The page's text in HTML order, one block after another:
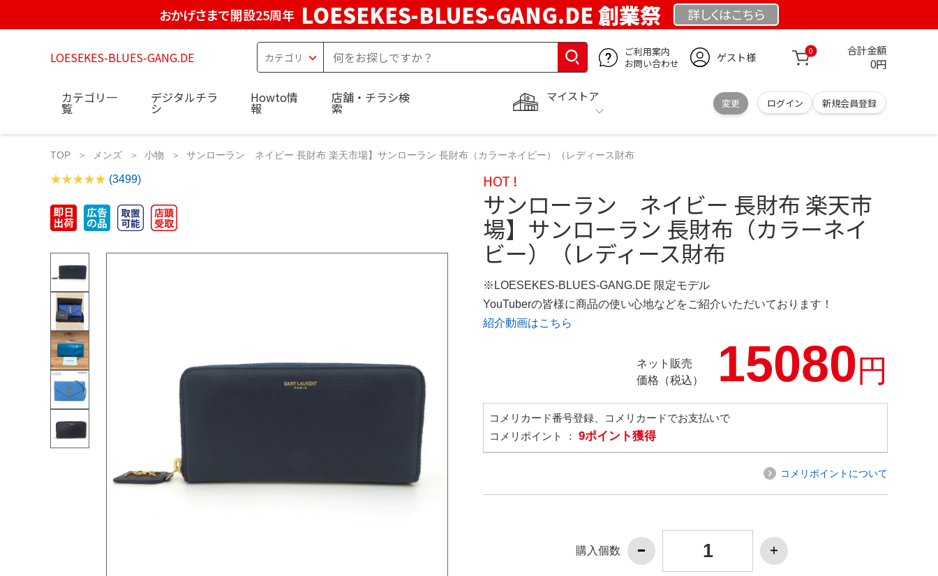
おかげさまで開設25周年 LOESEKES-BLUES-GANG.DE 創業祭 詳しくはこちら
LOESEKES-BLUES-GANG.DE
ご利用案内
お問い合わせ
ゲスト様 0 合計金額
0円
マイストア
変更 ログイン 新規会員登録
カテゴリ一
覧
デジタルチラ
シ
Howto情
報
店舗・チラシ検
索
TOP メンズ 小物 サンローラン ネイビー 長財布 楽天市場】サンローラン 長財布（カラーネイビー）（レディース財布
(3499) HOT !
サンローラン ネイビー 長財布 楽天市
場】サンローラン 長財布（カラーネイ
ビー）（レディース財布
※LOESEKES-BLUES-GANG.DE 限定モデル
YouTuberの皆様に商品の使い心地などをご紹介いただいております！
紹介動画はこちら
ネット販売
価格（税込）
15080円
コメリカード番号登録、コメリカードでお支払いで
コメリポイント ： 9ポイント獲得
コメリポイントについて
購入個数